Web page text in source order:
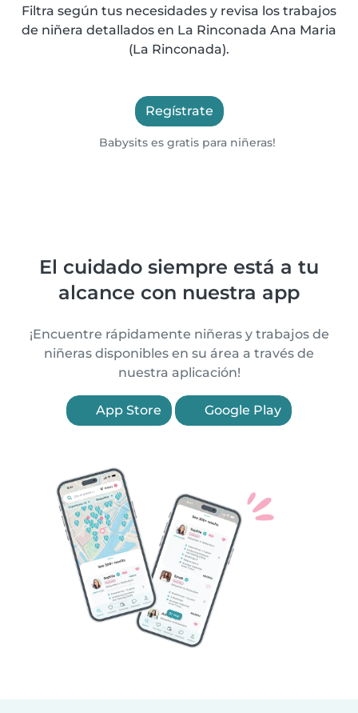
Filtra según tus necesidades y revisa los trabajos
de niñera detallados en La Rinconada Ana Maria
(La Rinconada).
Regístrate
Babysits es gratis para niñeras!
El cuidado siempre está a tu
alcance con nuestra app
¡Encuentre rápidamente niñeras y trabajos de
niñeras disponibles en su área a través de
nuestra aplicación!
App Store Google Play